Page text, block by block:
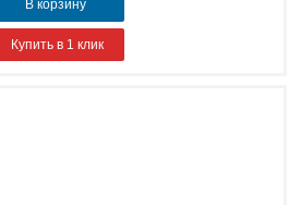
В корзину
Купить в 1 клик